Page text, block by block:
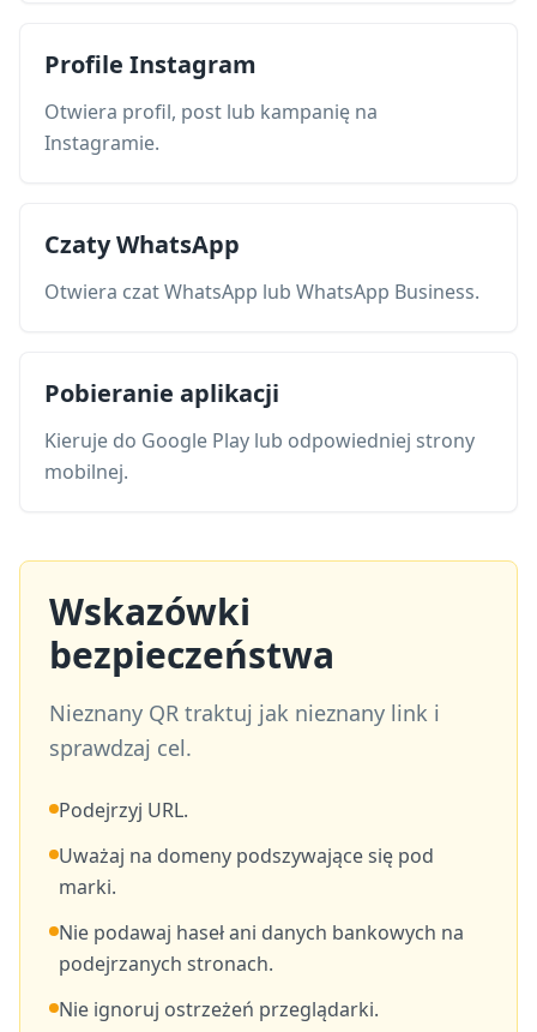
Profile Instagram
Otwiera profil, post lub kampanię na
Instagramie.
Czaty WhatsApp
Otwiera czat WhatsApp lub WhatsApp Business.
Pobieranie aplikacji
Kieruje do Google Play lub odpowiedniej strony
mobilnej.
Wskazówki
bezpieczeństwa
Nieznany QR traktuj jak nieznany link i
sprawdzaj cel.
Podejrzyj URL.
Uważaj na domeny podszywające się pod
marki.
Nie podawaj haseł ani danych bankowych na
podejrzanych stronach.
Nie ignoruj ostrzeżeń przeglądarki.